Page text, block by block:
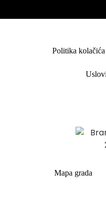
Politika kolačića
Mapa grada